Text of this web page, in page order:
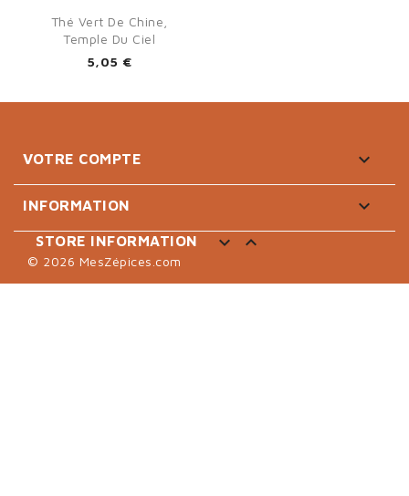
Thé Vert De Chine,
Temple Du Ciel
5,05 €
VOTRE COMPTE 
INFORMATION 
STORE INFORMATION  
© 2026 MesZépices.com